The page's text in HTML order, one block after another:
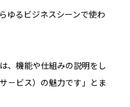
ゆるビジネスシーンで使わ
、機能や仕組みの説明をし
－ビス）の魅力です」とま